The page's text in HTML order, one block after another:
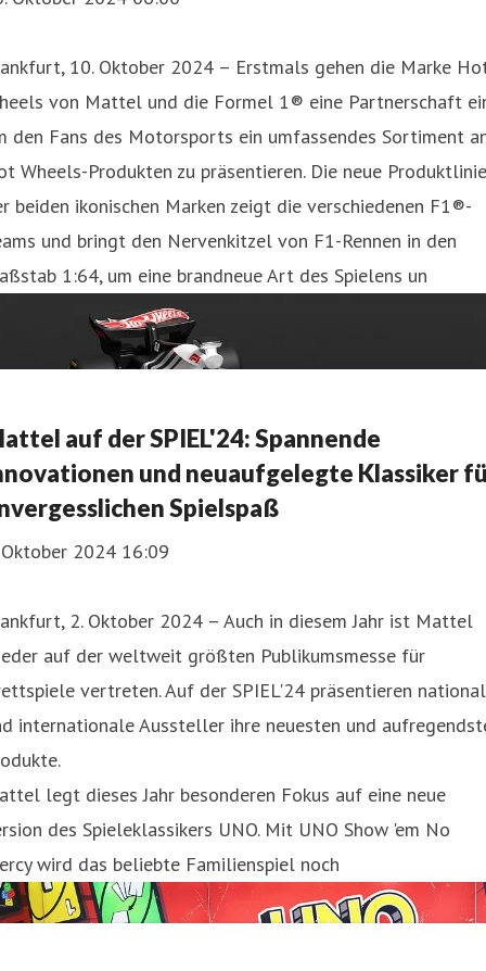
10. Oktober 2024 – Erstmals gehen die Marke
von Mattel und die Formel 1® eine Partnerschaft
den Fans des Motorsports ein umfassendes Sortiment
Wheels-Produkten zu präsentieren. Die neue Produktlinie
beiden ikonischen Marken zeigt die verschiedenen F1®-
und bringt den Nervenkitzel von F1-Rennen in den
1:64, um eine brandneue Art des Spielens un
auf der SPIEL'24: Spannende
und neuaufgelegte Klassiker
Spielspaß
2024 16:09
2. Oktober 2024 – Auch in diesem Jahr ist Mattel
auf der weltweit größten Publikumsmesse für
vertreten. Auf der SPIEL'24 präsentieren
internationale Aussteller ihre neuesten und
legt dieses Jahr besonderen Fokus auf eine neue
des Spieleklassikers UNO. Mit UNO Show 'em No
wird das beliebte Familienspiel noch